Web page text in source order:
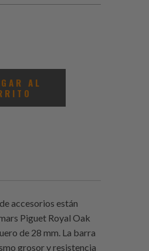
AL
accesorios están
Piguet Royal Oak
de 28 mm. La barra
grosor y resistencia